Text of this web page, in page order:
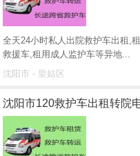
全天24小时私人出院救护车出租,
救援车,租用成人监护车等异地...
沈阳市 - 皇姑区
沈阳市120救护车出租转院